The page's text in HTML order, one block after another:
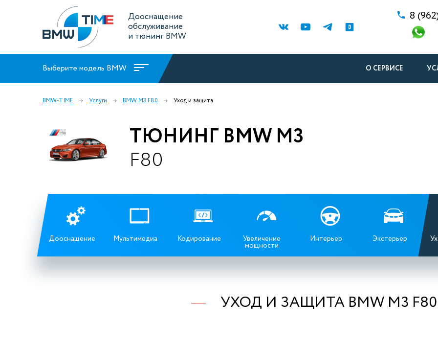
Дооснащение
обслуживание
и тюнинг BMW
8
Выберите модель BMW О СЕРВИСЕ
BMW-TIME Услуги BMW M3 F80 Уход и защита
ТЮНИНГ BMW M3
F80
Дооснащение Мультимедиа Кодирование Увеличение
мощности
Интерьер Экстерьер
УХОД И ЗАЩИТА BMW M3 F80